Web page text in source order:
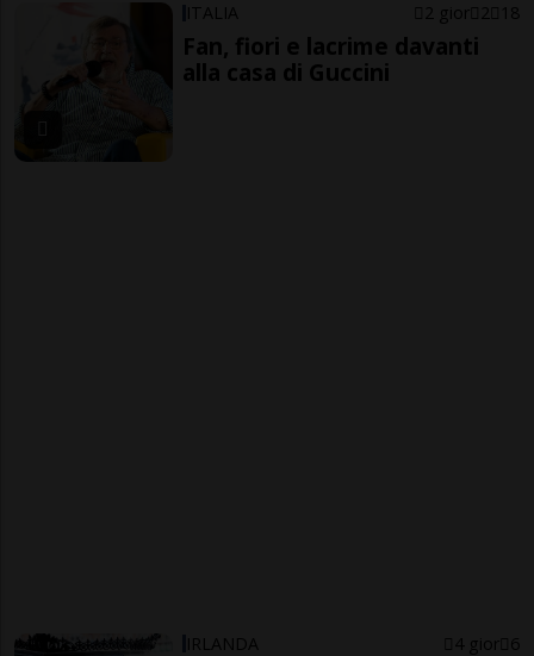
ITALIA 2 gior 2 18
Fan, fiori e lacrime davanti
alla casa di Guccini
IRLANDA 4 gior 6